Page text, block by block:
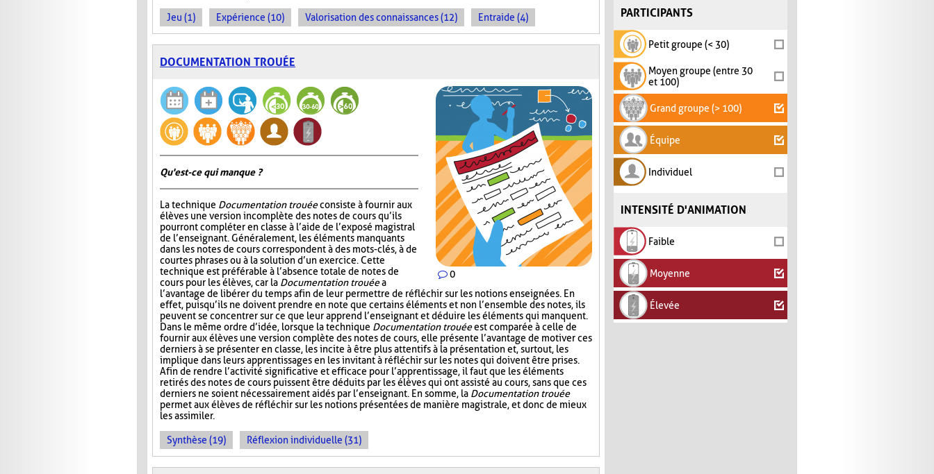
PARTICIPANTS
Petit groupe (< 30)
Moyen groupe (entre 30
et 100)
Grand groupe (> 100)
Équipe
Individuel
INTENSITÉ D'ANIMATION
Faible
Moyenne
Élevée
Jeu (1) Expérience (10) Valorisation des connaissances (12) Entraide (4)
DOCUMENTATION TROUÉE
0
Qu'est-ce qui manque ?
La technique Documentation trouéeconsiste à fournir aux
élèves une version incomplète des notes de cours qu’ils
pourront compléter en classe à l’aide de l’exposé magistral
de l’enseignant. Généralement, les éléments manquants
dans les notes de cours correspondent à des mots-clés, à de
courtes phrases ou à la solution d’un exercice. Cette
technique est préférable à l’absence totale de notes de
cours pour les élèves, car la Documentation trouéea
l’avantage de libérer du temps afin de leur permettre de réfléchir sur les notions enseignées. En
effet, puisqu’ils ne doivent prendre en note que certains éléments et non l’ensemble des notes, ils
peuvent se concentrer sur ce que leur apprend l’enseignant et déduire les éléments qui manquent.
Dans le même ordre d’idée, lorsque la technique Documentation trouéeest comparée à celle de
fournir aux élèves une version complète des notes de cours, elle présente l’avantage de motiver ces
derniers à se présenter en classe, les incite à être plus attentifs à la présentation et, surtout, les
implique dans leurs apprentissages en les invitant à réfléchir sur les notes qui doivent être prises.
Afin de rendre l’activité significative et efficace pour l’apprentissage, il faut que les éléments
retirés des notes de cours puissent être déduits par les élèves qui ont assisté au cours, sans que ces
derniers ne soient nécessairement aidés par l’enseignant. En somme, la Documentation trouée
permet aux élèves de réfléchir sur les notions présentées de manière magistrale, et donc de mieux
les assimiler.
Synthèse (19) Réflexion individuelle (31)